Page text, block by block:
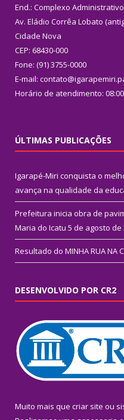
End.: Complexo
Av. Eládio Corrêa Lobato
Cidade Nova
CEP: 68430-000
Fone: (91) 3755-0000
E-mail:
Horário de atendimento:
ÚLTIMAS PUBLICAÇÕES
Igarapé-Miri conquista o
avança na qualidade da
Prefeitura inicia obra de
Maria do Icatu 5 de agosto de
Resultado do MINHA RUA NA
DESENVOLVIDO POR CR2
Muito mais que criar site ou